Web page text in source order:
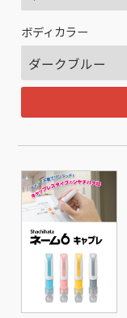
ボディカラー